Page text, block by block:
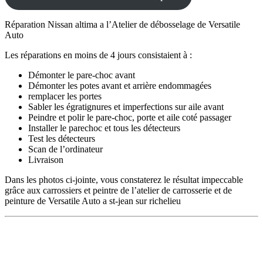
Réparation Nissan altima a l’Atelier de débosselage de Versatile
Auto
Les réparations en moins de 4 jours consistaient à :
Démonter le pare-choc avant
Démonter les potes avant et arrière endommagées
remplacer les portes
Sabler les égratignures et imperfections sur aile avant
Peindre et polir le pare-choc, porte et aile coté passager
Installer le parechoc et tous les détecteurs
Test les détecteurs
Scan de l’ordinateur
Livraison
Dans les photos ci-jointe, vous constaterez le résultat impeccable
grâce aux carrossiers et peintre de l’atelier de carrosserie et de
peinture de Versatile Auto a st-jean sur richelieu